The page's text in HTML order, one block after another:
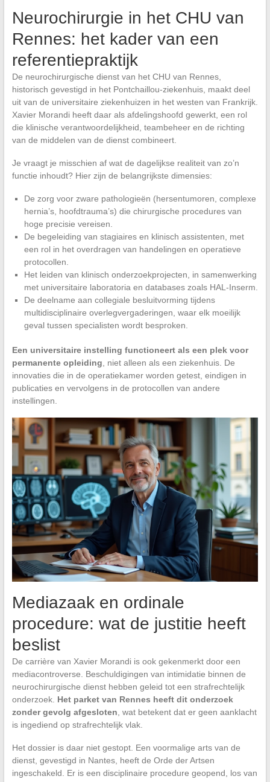
Neurochirurgie in het CHU van
Rennes: het kader van een
referentiepraktijk
De neurochirurgische dienst van het CHU van Rennes,
historisch gevestigd in het Pontchaillou-ziekenhuis, maakt deel
uit van de universitaire ziekenhuizen in het westen van Frankrijk.
Xavier Morandi heeft daar als afdelingshoofd gewerkt, een rol
die klinische verantwoordelijkheid, teambeheer en de richting
van de middelen van de dienst combineert.
Je vraagt je misschien af wat de dagelijkse realiteit van zo’n
functie inhoudt? Hier zijn de belangrijkste dimensies:
De zorg voor zware pathologieën (hersentumoren, complexe
hernia’s, hoofdtrauma’s) die chirurgische procedures van
hoge precisie vereisen.
De begeleiding van stagiaires en klinisch assistenten, met
een rol in het overdragen van handelingen en operatieve
protocollen.
Het leiden van klinisch onderzoekprojecten, in samenwerking
met universitaire laboratoria en databases zoals HAL-Inserm.
De deelname aan collegiale besluitvorming tijdens
multidisciplinaire overlegvergaderingen, waar elk moeilijk
geval tussen specialisten wordt besproken.
Een universitaire instelling functioneert als een plek voor
permanente opleiding , niet alleen als een ziekenhuis. De
innovaties die in de operatiekamer worden getest, eindigen in
publicaties en vervolgens in de protocollen van andere
instellingen.
Mediazaak en ordinale
procedure: wat de justitie heeft
beslist
De carrière van Xavier Morandi is ook gekenmerkt door een
mediacontroverse. Beschuldigingen van intimidatie binnen de
neurochirurgische dienst hebben geleid tot een strafrechtelijk
onderzoek. Het parket van Rennes heeft dit onderzoek
zonder gevolg afgesloten, wat betekent dat er geen aanklacht
is ingediend op strafrechtelijk vlak.
Het dossier is daar niet gestopt. Een voormalige arts van de
dienst, gevestigd in Nantes, heeft de Orde der Artsen
ingeschakeld. Er is een disciplinaire procedure geopend, los van